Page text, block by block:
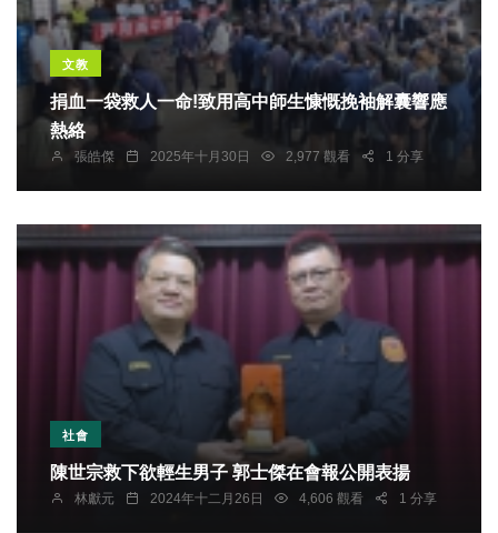
文教
捐血一袋救人一命!致用高中師生慷慨挽袖解囊響應
熱絡
張皓傑 2025年十月30日 2,977 觀看 1 分享
社會
陳世宗救下欲輕生男子 郭士傑在會報公開表揚
林獻元 2024年十二月26日 4,606 觀看 1 分享